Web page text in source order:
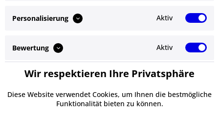
Service Hotline
Shop Service
Informationen
Personalisierung Aktiv
Bewertung Aktiv
Service Aktiv
Wir respektieren Ihre Privatsphäre
Diese Website verwendet Cookies, um Ihnen die bestmögliche
Funktionalität bieten zu können.